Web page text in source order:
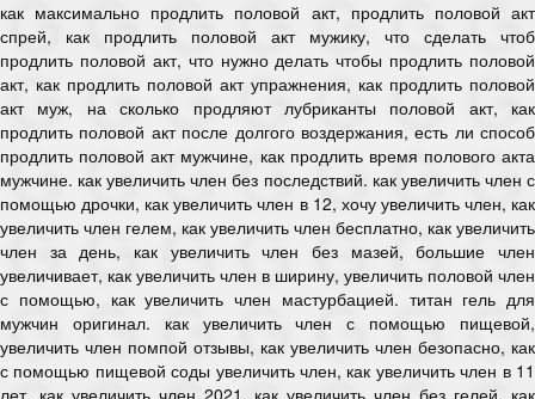
как максимально продлить половой акт, продлить половой акт
спрей, как продлить половой акт мужику, что сделать чтоб
продлить половой акт, что нужно делать чтобы продлить половой
акт, как продлить половой акт упражнения, как продлить половой
акт муж, на сколько продляют лубриканты половой акт, как
продлить половой акт после долгого воздержания, есть ли способ
продлить половой акт мужчине, как продлить время полового акта
мужчине. как увеличить член без последствий. как увеличить член с
помощью дрочки, как увеличить член в 12, хочу увеличить член, как
увеличить член гелем, как увеличить член бесплатно, как увеличить
член за день, как увеличить член без мазей, большие член
увеличивает, как увеличить член в ширину, увеличить половой член
с помощью, как увеличить член мастурбацией. титан гель для
мужчин оригинал. как увеличить член с помощью пищевой,
увеличить член помпой отзывы, как увеличить член безопасно, как
с помощью пищевой соды увеличить член, как увеличить член в 11
лет, как увеличить член 2021, как увеличить член без гелей, как